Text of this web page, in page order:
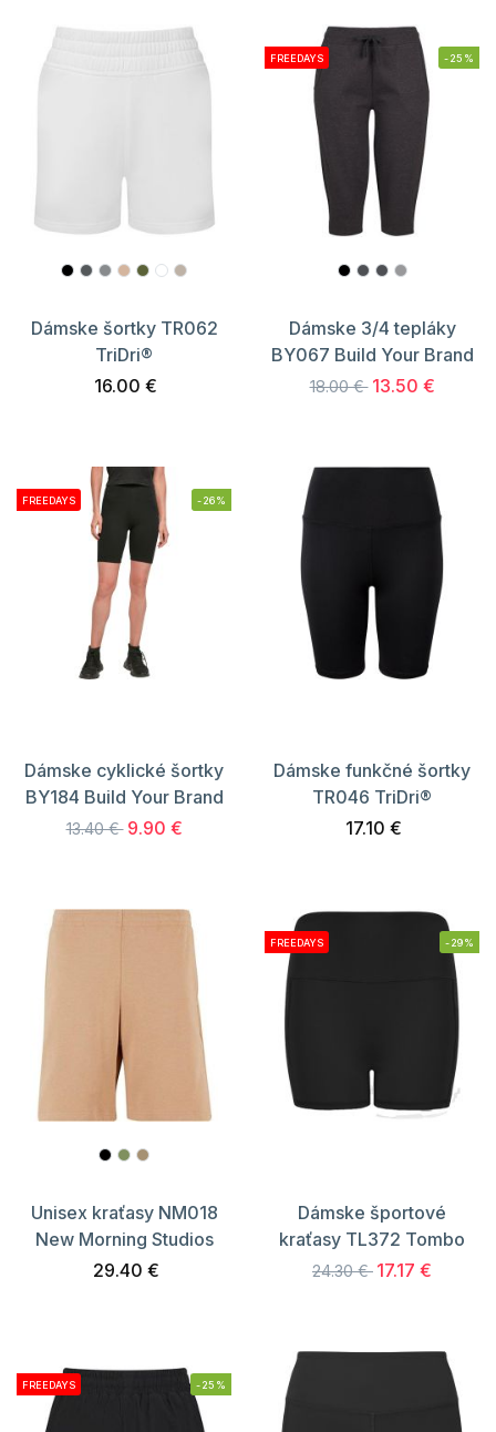
Dámske šortky TR062
TriDri®
16.00 €
FREEDAYS -25%
Dámske 3/4 tepláky
BY067 Build Your Brand
18.00 € 13.50 €
FREEDAYS -26%
Dámske cyklické šortky
BY184 Build Your Brand
13.40 € 9.90 €
Dámske funkčné šortky
TR046 TriDri®
17.10 €
Unisex kraťasy NM018
New Morning Studios
29.40 €
FREEDAYS -29%
Dámske športové
kraťasy TL372 Tombo
24.30 € 17.17 €
FREEDAYS -25%